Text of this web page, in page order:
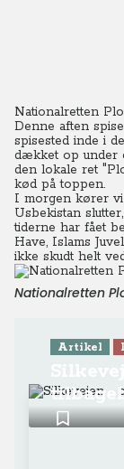
Nationalretten
Denne aften
spisested inde i
dækket op under
den lokale ret
kød på toppen.
I morgen kører
Usbekistan
tiderne har fået
Have, Islams
ikke skudt helt
Nationalretten
Artikel